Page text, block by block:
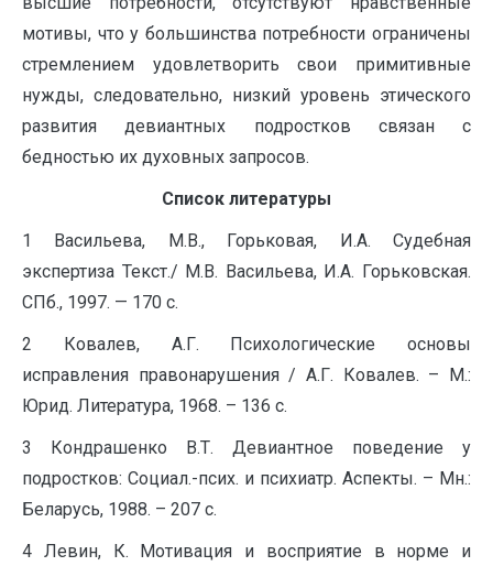
мотивы, что у большинства потребности ограничены
стремлением удовлетворить свои примитивные
нужды, следовательно, низкий уровень этического
развития девиантных подростков связан с
бедностью их духовных запросов.
Список литературы
1 Васильева, М.В., Горьковая, И.А. Судебная
экспертиза Текст./ М.В. Васильева, И.А. Горьковская.
СПб., 1997. — 170 с.
2 Ковалев, А.Г. Психологические основы
исправления правонарушения / А.Г. Ковалев. – М.:
Юрид. Литература, 1968. – 136 с.
3 Кондрашенко В.Т. Девиантное поведение у
подростков: Социал.-псих. и психиатр. Аспекты. – Мн.:
Беларусь, 1988. – 207 с.
4 Левин, К. Мотивация и восприятие в норме и